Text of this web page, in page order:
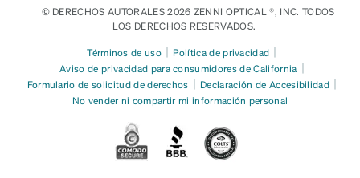
© DERECHOS AUTORALES 2026 ZENNI OPTICAL ®, INC. TODOS
LOS DERECHOS RESERVADOS.
Términos de uso | Política de privacidad |
Aviso de privacidad para consumidores de California |
Formulario de solicitud de derechos | Declaración de Accesibilidad |
No vender ni compartir mi información personal